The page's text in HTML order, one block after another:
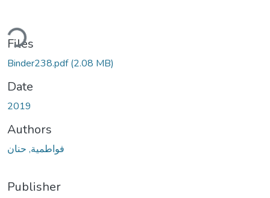
Files
Binder238.pdf(2.08 MB)
Date
2019
Authors
فواطمية, حنان
Publisher